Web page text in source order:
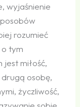
wyjaśnienie
rozumieć
o tym
jest miłość,
osobę,
życzliwość,